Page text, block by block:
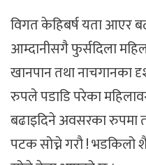
विगत केहिबर्ष यता आएर
आम्दानीसगै फुर्सदिला
खानपान तथा नाचगानका
रुपले पडाडि परेका
बढाइदिने अवसरका रुपमा
पटक सोच्ने गरौ ! भडकिलो